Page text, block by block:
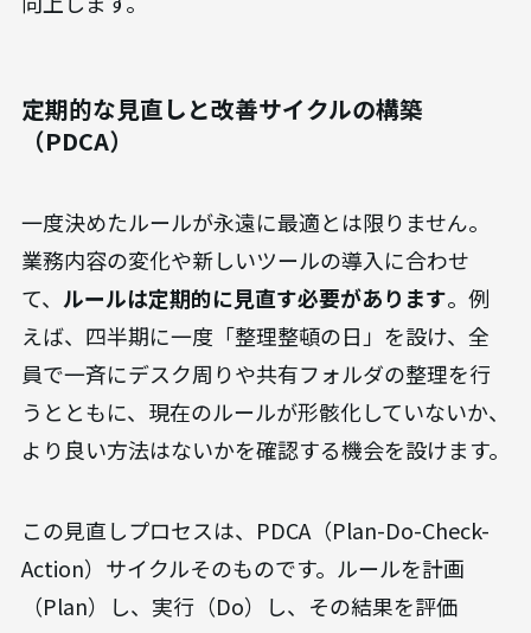
方針を示し、ボトムアップで具体的なルールを決
性を明確にメッセージとして発信し、その上で現
場の従業員が主体となって、自分たちの業務に合っ
ます。
ルールが決定したら、朝礼や定例ミーティングで
の共有、マニュアルの作成、掲示物など、あらゆ
る手段で周知を徹底します。なぜこのルールが必要
なのか、その背景や目的も合わせて説明すること
で、従業員の納得感が高まり、ルール遵守の意識が
定期的な見直しと改善サイクルの構築
（PDCA）